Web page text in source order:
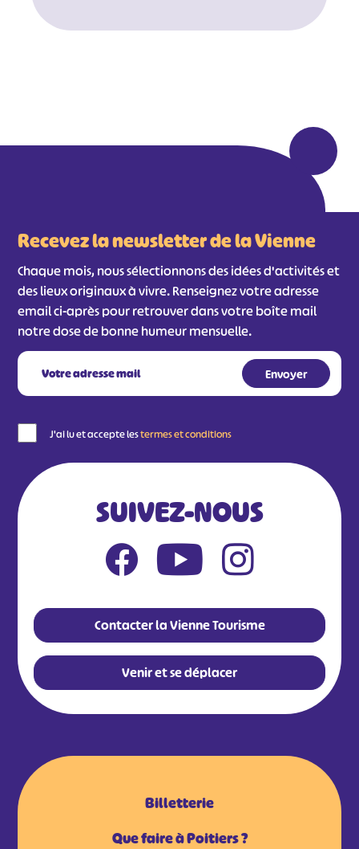
Recevez la newsletter de la Vienne
Chaque mois, nous sélectionnons des idées d'activités et
des lieux originaux à vivre. Renseignez votre adresse
email ci-après pour retrouver dans votre boîte mail
notre dose de bonne humeur mensuelle.
J'ai lu et accepte lestermes et conditions
SUIVEZ-NOUS
Contacter la Vienne Tourisme
Venir et se déplacer
Billetterie
Que faire à Poitiers ?
#
#